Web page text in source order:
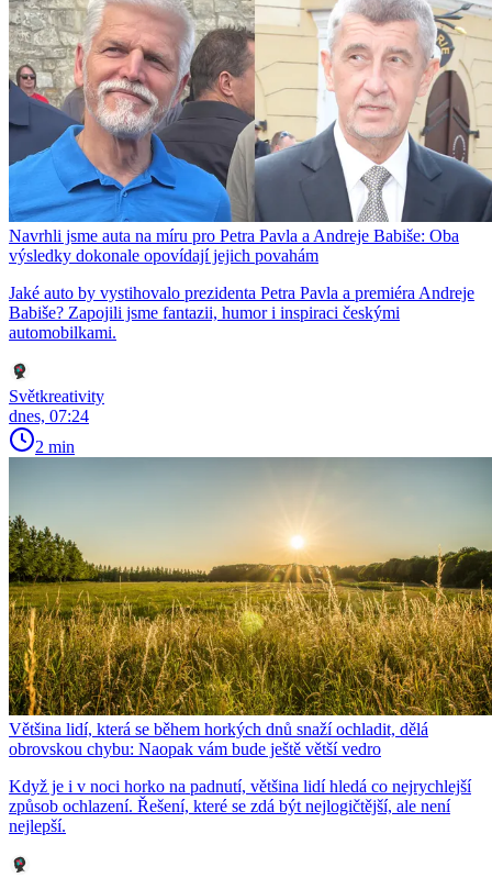
Navrhli jsme auta na míru pro Petra Pavla a Andreje Babiše: Oba
výsledky dokonale opovídají jejich povahám
Jaké auto by vystihovalo prezidenta Petra Pavla a premiéra Andreje
Babiše? Zapojili jsme fantazii, humor i inspiraci českými
automobilkami.
Světkreativity
dnes, 07:24
2 min
Většina lidí, která se během horkých dnů snaží ochladit, dělá
obrovskou chybu: Naopak vám bude ještě větší vedro
Když je i v noci horko na padnutí, většina lidí hledá co nejrychlejší
způsob ochlazení. Řešení, které se zdá být nejlogičtější, ale není
nejlepší.